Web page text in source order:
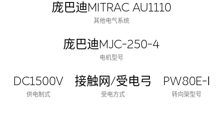
庞巴迪MITRAC AU1110
其他电气系统
庞巴迪MJC-250-4
电机型号
DC1500V
供电制式
接触网/受电弓
受电方式
PW80E-Ⅰ
转向架型号